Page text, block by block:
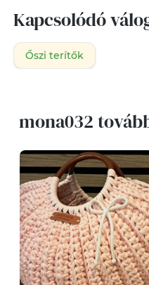
Kapcsolódó
Őszi terítők
mona032